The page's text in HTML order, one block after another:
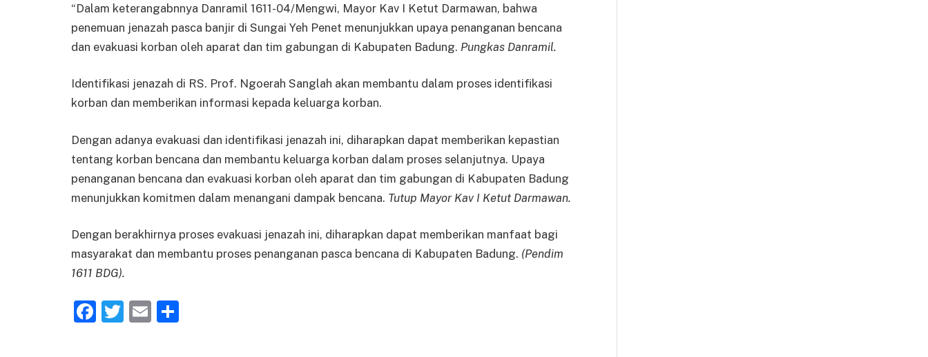
“Dalam keterangabnnya Danramil 1611-04/Mengwi, Mayor Kav I Ketut Darmawan, bahwa
penemuan jenazah pasca banjir di Sungai Yeh Penet menunjukkan upaya penanganan bencana
dan evakuasi korban oleh aparat dan tim gabungan di Kabupaten Badung. Pungkas Danramil.
Identifikasi jenazah di RS. Prof. Ngoerah Sanglah akan membantu dalam proses identifikasi
korban dan memberikan informasi kepada keluarga korban.
Dengan adanya evakuasi dan identifikasi jenazah ini, diharapkan dapat memberikan kepastian
tentang korban bencana dan membantu keluarga korban dalam proses selanjutnya. Upaya
penanganan bencana dan evakuasi korban oleh aparat dan tim gabungan di Kabupaten Badung
menunjukkan komitmen dalam menangani dampak bencana. Tutup Mayor Kav I Ketut Darmawan.
Dengan berakhirnya proses evakuasi jenazah ini, diharapkan dapat memberikan manfaat bagi
masyarakat dan membantu proses penanganan pasca bencana di Kabupaten Badung. (Pendim
1611 BDG).
Facebook
Twitter
Email